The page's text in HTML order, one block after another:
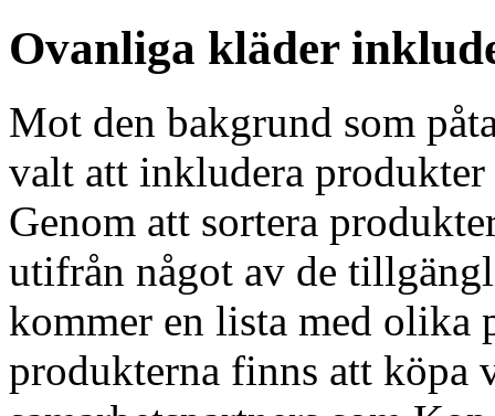
Ovanliga kläder
Mot den bakgrund som
valt att inkludera
Genom att sortera
utifrån något av de
kommer en lista med olika
produkterna finns att köpa